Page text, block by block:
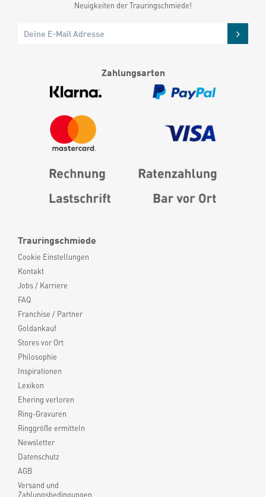
Trauringschmiede
Cookie Einstellungen
Kontakt
Jobs / Karriere
FAQ
Franchise / Partner
Goldankauf
Stores vor Ort
Philosophie
Inspirationen
Lexikon
Ehering verloren
Ring-Gravuren
Ringgröße ermitteln
Newsletter
Datenschutz
AGB
Versand und
Zahlungsbedingungen
Neuigkeiten der Trauringschmiede!
Zahlungsarten